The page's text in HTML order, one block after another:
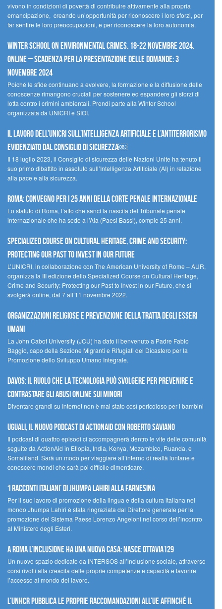
vivono in condizioni di povertà di contribuire attivamente alla propria
emancipazione, creando un’opportunità per riconoscere i loro sforzi, per
far sentire le loro preoccupazioni, e per riconoscere la loro autonomia.
Winter School on Environmental Crimes, 18-22 novembre 2024,
Online – Scadenza per la presentazione delle domande: 3
novembre 2024
Poiché le sfide continuano a evolvere, la formazione e la diffusione delle
conoscenze rimangono cruciali per sostenere ed espandere gli sforzi di
lotta contro i crimini ambientali. Prendi parte alla Winter School
organizzata da UNICRI e SIOI.
Il lavoro dell’UNICRI sull’intelligenza artificiale e l’antiterrorismo
evidenziato dal Consiglio di Sicurezza￼
Il 18 luglio 2023, il Consiglio di sicurezza delle Nazioni Unite ha tenuto il
suo primo dibattito in assoluto sull’Intelligenza Artificiale (AI) in relazione
alla pace e alla sicurezza.
Roma: convegno per i 25 anni della Corte penale internazionale
Lo statuto di Roma, l’atto che sancì la nascita del Tribunale penale
internazionale che ha sede a l’Aia (Paesi Bassi), compie 25 anni.
Specialized Course on Cultural Heritage, Crime and Security:
Protecting our Past to Invest in our Future
L’UNICRI, in collaborazione con The American University of Rome – AUR,
organizza la III edizione dello Specialized Course on Cultural Heritage,
Crime and Security: Protecting our Past to Invest in our Future, che si
svolgerà online, dal 7 all’11 novembre 2022.
Organizzazioni religiose e prevenzione della tratta degli esseri
umani
La John Cabot University (JCU) ha dato il benvenuto a Padre Fabio
Baggio, capo della Sezione Migranti e Rifugiati del Dicastero per la
Promozione dello Sviluppo Umano Integrale.
Davos: il ruolo che la tecnologia può svolgere per prevenire e
contrastare gli abusi online sui minori
Diventare grandi su Internet non è mai stato così pericoloso per i bambini
UGUALI, il nuovo podcast di ACTIONAID con Roberto Saviano
Il podcast di quattro episodi ci accompagnerà dentro le vite delle comunità
seguite da ActionAid in Etiopia, India, Kenya, Mozambico, Ruanda, e
Somaliland. Sarà un modo per viaggiare all’interno di realtà lontane e
conoscere mondi che sarà poi difficile dimenticare.
‘I racconti italiani’ di Jhumpa Lahiri alla Farnesina
Per il suo lavoro di promozione della lingua e della cultura italiana nel
mondo Jhumpa Lahiri è stata ringraziata dal Direttore generale per la
promozione del Sistema Paese Lorenzo Angeloni nel corso dell’incontro
al Ministero degli Esteri.
A Roma l’inclusione ha una nuova casa: nasce Ottavia129
Un nuovo spazio dedicato da INTERSOS all’inclusione sociale, attraverso
corsi rivolti alla crescita delle proprie competenze e capacità e favorire
l’accesso al mondo del lavoro.
L’UNHCR pubblica le proprie raccomandazioni all’UE affinché il